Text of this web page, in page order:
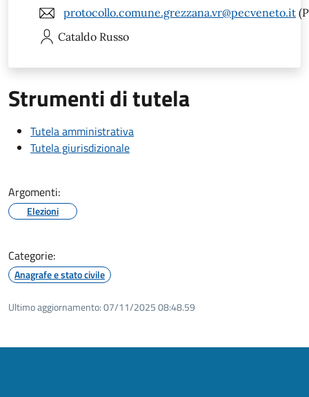
protocollo.comune.grezzana.vr@pecveneto.it
Cataldo Russo
Strumenti di tutela
Tutela amministrativa
Tutela giurisdizionale
Argomenti:
Elezioni
Categorie:
Anagrafe e stato civile
Ultimo aggiornamento:07/11/2025 08:48.59